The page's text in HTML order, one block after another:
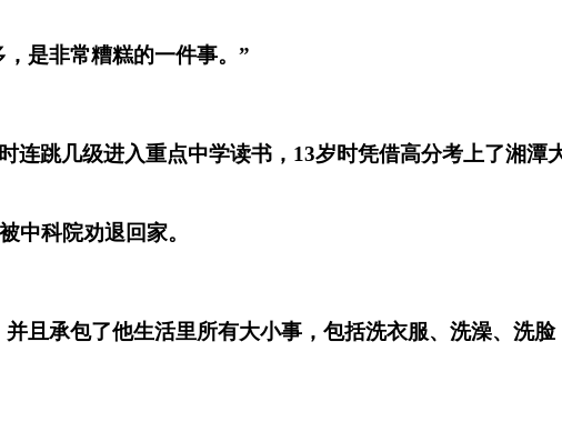
是非常糟糕的一件事。”
跳几级进入重点中学读书，13岁时凭借高分考上了湘潭
中科院劝退回家。
且承包了他生活里所有大小事，包括洗衣服、洗澡、洗